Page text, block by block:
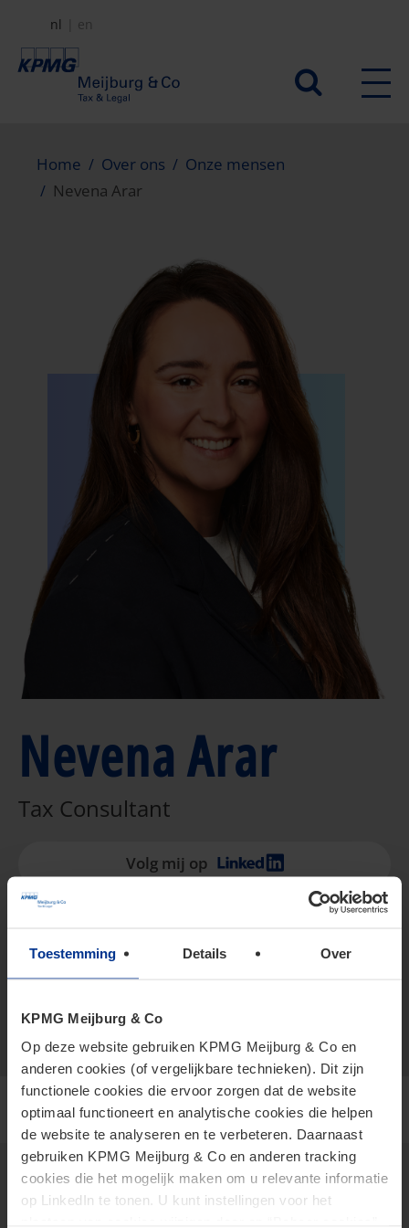
Toestemming Details Over
KPMG Meijburg & Co
Op deze website gebruiken KPMG Meijburg & Co en
anderen cookies (of vergelijkbare technieken). Dit zijn
functionele cookies die ervoor zorgen dat de website
optimaal functioneert en analytische cookies die helpen
de website te analyseren en te verbeteren. Daarnaast
gebruiken KPMG Meijburg & Co en anderen tracking
cookies die het mogelijk maken om u relevante informatie
op LinkedIn te tonen. U kunt instellingen voor het
naar
Secundair
nl en
Home Over ons
Onze mensen
Nevena Arar
Nevena Arar
Tax Consultant
Volg mij op
vCard
arar.nevena@kpmg.com